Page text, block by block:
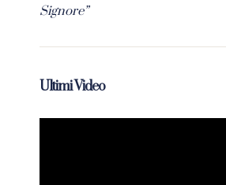
Signore”
Ultimi Video